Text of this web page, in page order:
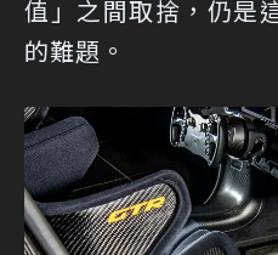
值」之間取捨，仍是
的難題。